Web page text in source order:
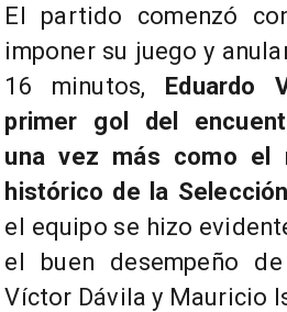
El partido comenzó
imponer su juego y
16 minutos, Eduardo
primer gol del
una vez más como el
histórico de la Selección
el equipo se hizo
el buen desempeño
Víctor Dávila y Mauricio